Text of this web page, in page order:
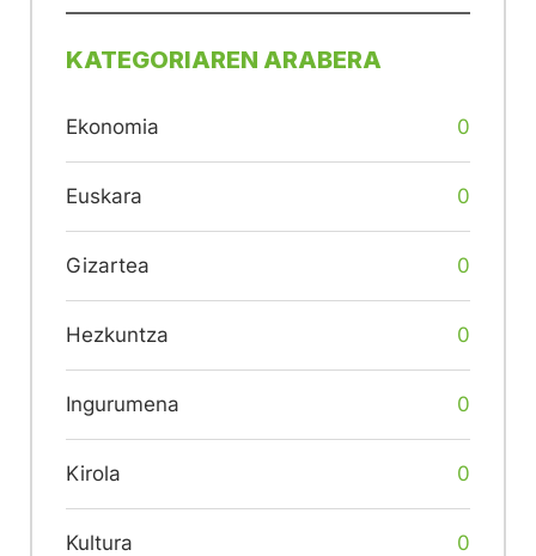
KATEGORIAREN ARABERA
Ekonomia 0
Euskara 0
Gizartea 0
Hezkuntza 0
Ingurumena 0
Kirola 0
Kultura 0